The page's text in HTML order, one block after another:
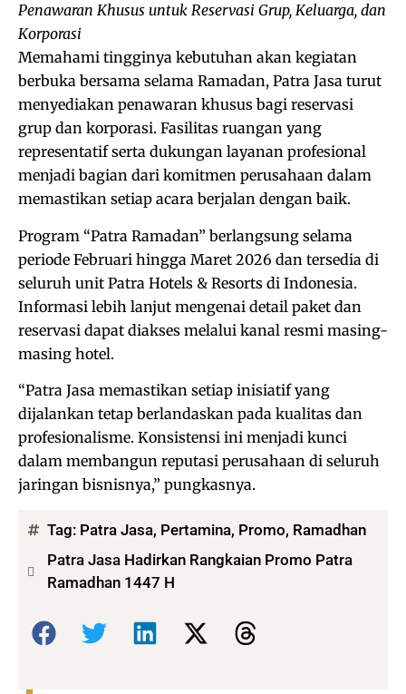
Penawaran Khusus untuk Reservasi Grup, Keluarga, dan
Korporasi
Memahami tingginya kebutuhan akan kegiatan
berbuka bersama selama Ramadan, Patra Jasa turut
menyediakan penawaran khusus bagi reservasi
grup dan korporasi. Fasilitas ruangan yang
representatif serta dukungan layanan profesional
menjadi bagian dari komitmen perusahaan dalam
memastikan setiap acara berjalan dengan baik.
Program “Patra Ramadan” berlangsung selama
periode Februari hingga Maret 2026 dan tersedia di
seluruh unit Patra Hotels & Resorts di Indonesia.
Informasi lebih lanjut mengenai detail paket dan
reservasi dapat diakses melalui kanal resmi masing-
masing hotel.
“Patra Jasa memastikan setiap inisiatif yang
dijalankan tetap berlandaskan pada kualitas dan
profesionalisme. Konsistensi ini menjadi kunci
dalam membangun reputasi perusahaan di seluruh
jaringan bisnisnya,” pungkasnya.
Tag: Patra Jasa, Pertamina, Promo, Ramadhan
Patra Jasa Hadirkan Rangkaian Promo Patra
Ramadhan 1447 H
Bagikan: